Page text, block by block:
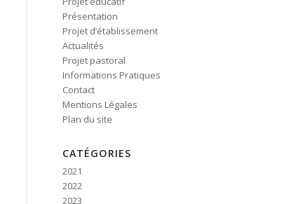
Présentation
Projet d’établissement
Actualités
Projet pastoral
Informations Pratiques
Contact
Mentions Légales
Plan du site
CATÉGORIES
2021
2022
2023